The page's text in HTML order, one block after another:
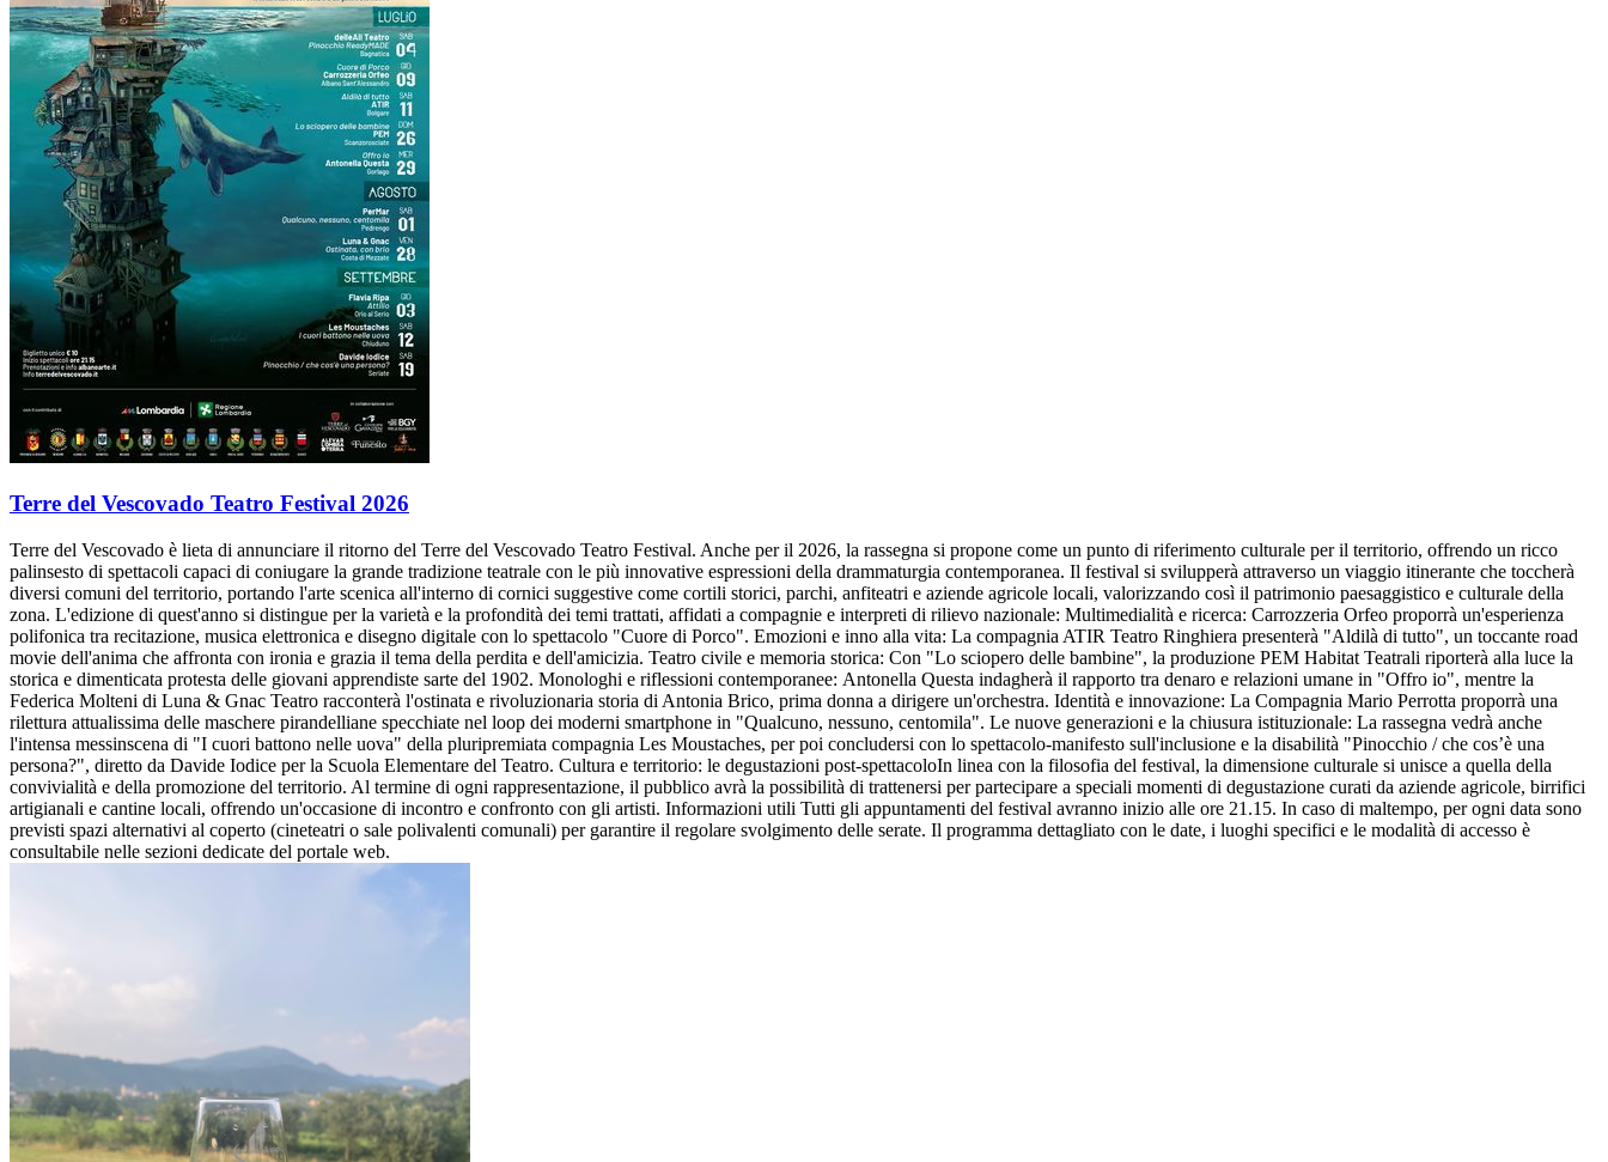
Terre del Vescovado Teatro Festival 2026
Terre del Vescovado è lieta di annunciare il ritorno del Terre del Vescovado Teatro Festival. Anche per il 2026, la rassegna si propone come un punto di riferimento culturale per il territorio, offrendo un ricco
palinsesto di spettacoli capaci di coniugare la grande tradizione teatrale con le più innovative espressioni della drammaturgia contemporanea. Il festival si svilupperà attraverso un viaggio itinerante che toccherà
diversi comuni del territorio, portando l'arte scenica all'interno di cornici suggestive come cortili storici, parchi, anfiteatri e aziende agricole locali, valorizzando così il patrimonio paesaggistico e culturale della
zona. L'edizione di quest'anno si distingue per la varietà e la profondità dei temi trattati, affidati a compagnie e interpreti di rilievo nazionale: Multimedialità e ricerca: Carrozzeria Orfeo proporrà un'esperienza
polifonica tra recitazione, musica elettronica e disegno digitale con lo spettacolo "Cuore di Porco". Emozioni e inno alla vita: La compagnia ATIR Teatro Ringhiera presenterà "Aldilà di tutto", un toccante road
movie dell'anima che affronta con ironia e grazia il tema della perdita e dell'amicizia. Teatro civile e memoria storica: Con "Lo sciopero delle bambine", la produzione PEM Habitat Teatrali riporterà alla luce la
storica e dimenticata protesta delle giovani apprendiste sarte del 1902. Monologhi e riflessioni contemporanee: Antonella Questa indagherà il rapporto tra denaro e relazioni umane in "Offro io", mentre la
Federica Molteni di Luna & Gnac Teatro racconterà l'ostinata e rivoluzionaria storia di Antonia Brico, prima donna a dirigere un'orchestra. Identità e innovazione: La Compagnia Mario Perrotta proporrà una
rilettura attualissima delle maschere pirandelliane specchiate nel loop dei moderni smartphone in "Qualcuno, nessuno, centomila". Le nuove generazioni e la chiusura istituzionale: La rassegna vedrà anche
l'intensa messinscena di "I cuori battono nelle uova" della pluripremiata compagnia Les Moustaches, per poi concludersi con lo spettacolo-manifesto sull'inclusione e la disabilità "Pinocchio / che cos’è una
persona?", diretto da Davide Iodice per la Scuola Elementare del Teatro. Cultura e territorio: le degustazioni post-spettacoloIn linea con la filosofia del festival, la dimensione culturale si unisce a quella della
convivialità e della promozione del territorio. Al termine di ogni rappresentazione, il pubblico avrà la possibilità di trattenersi per partecipare a speciali momenti di degustazione curati da aziende agricole, birrifici
artigianali e cantine locali, offrendo un'occasione di incontro e confronto con gli artisti. Informazioni utili Tutti gli appuntamenti del festival avranno inizio alle ore 21.15. In caso di maltempo, per ogni data sono
previsti spazi alternativi al coperto (cineteatri o sale polivalenti comunali) per garantire il regolare svolgimento delle serate. Il programma dettagliato con le date, i luoghi specifici e le modalità di accesso è
consultabile nelle sezioni dedicate del portale web.